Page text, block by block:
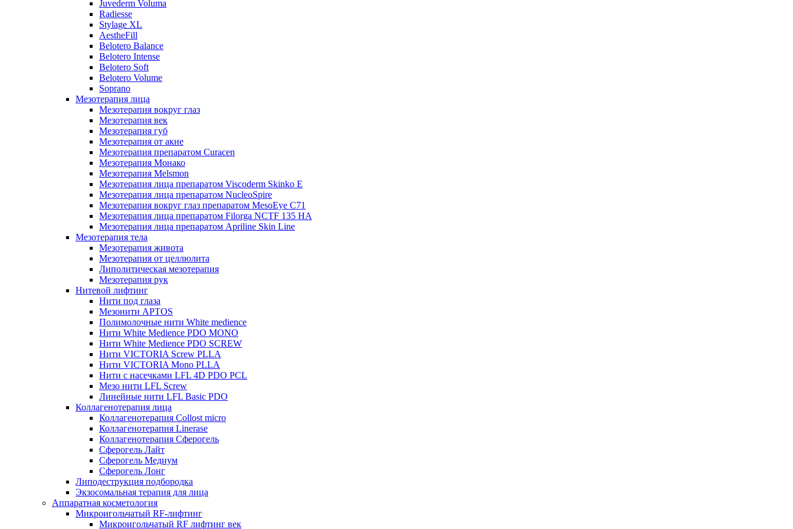
Juvederm Voluma
Radiesse
Stylage XL
AestheFill
Belotero Balance
Belotero Intense
Belotero Soft
Belotero Volume
Soprano
Мезотерапия лица
Мезотерапия вокруг глаз
Мезотерапия век
Мезотерапия губ
Мезотерапия от акне
Мезотерапия препаратом Curacen
Мезотерапия Монако
Мезотерапия Melsmon
Мезотерапия лица препаратом Viscoderm Skinko E
Мезотерапия лица препаратом NucleoSpire
Мезотерапия вокруг глаз препаратом MesoEye С71
Мезотерапия лица препаратом Filorga NCTF 135 HA
Мезотерапия лица препаратом Apriline Skin Line
Мезотерапия тела
Мезотерапия живота
Мезотерапия от целлюлита
Липолитическая мезотерапия
Мезотерапия рук
Нитевой лифтинг
Нити под глаза
Мезонити APTOS
Полимолочные нити White medience
Нити White Medience PDO MONO
Нити White Medience PDO SCREW
Нити VICTORIA Screw PLLA
Нити VICTORIA Mono PLLA
Нити с насечками LFL 4D PDO PCL
Мезо нити LFL Screw
Линейные нити LFL Basic PDO
Коллагенотерапия лица
Коллагенотерапия Collost micro
Коллагенотерапия Linerase
Коллагенотерапия Сферогель
Сферогель Лайт
Сферогель Медиум
Сферогель Лонг
Липодеструкция подбородка
Экзосомальная терапия для лица
Аппаратная косметология
Микроигольчатый RF-лифтинг
Микроигольчатый RF лифтинг век